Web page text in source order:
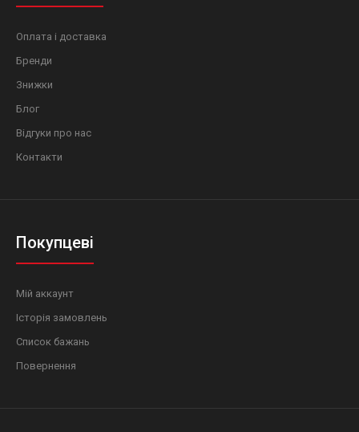
Оплата і доставка
Бренди
Знижки
Блог
Відгуки про нас
Контакти
Покупцеві
Мій аккаунт
Історія замовлень
Список бажань
Повернення